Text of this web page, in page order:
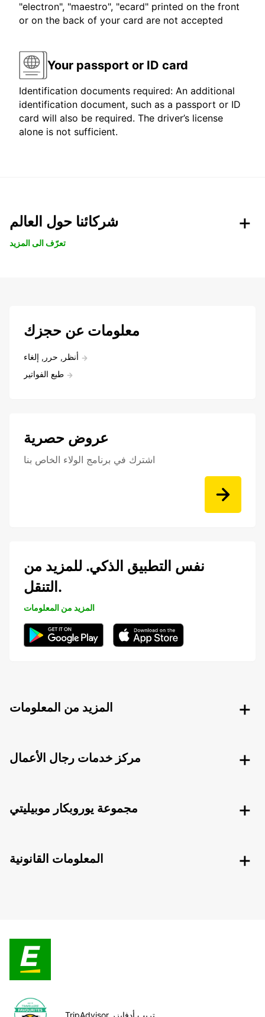
"electron", "maestro", "ecard" printed on the front
or on the back of your card are not accepted
Your passport or ID card
Identification documents required: An additional
identification document, such as a passport or ID
card will also be required. The driver’s license
alone is not sufficient.
شركائنا حول العالم
تعرّف الى المزيد
معلومات عن حجزك
أنظر, حرر, إلغاء
طبع الفواتير
عروض حصرية
اشترك في برنامج الولاء الخاص بنا
نفس التطبيق الذكي. للمزيد من
التنقل.
المزيد من المعلومات
المزيد من المعلومات
مركز خدمات رجال الأعمال
مجموعة يوروبكار موبيليتي
المعلومات القانونية
TripAdvisor تريب أدفايزر